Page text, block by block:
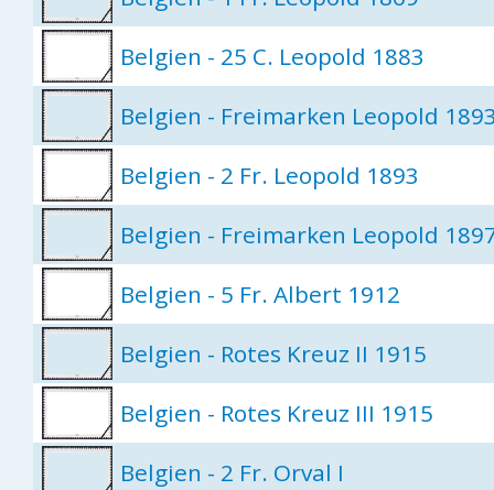
Belgien - 25 C. Leopold 1883
Belgien - Freimarken Leopold
Belgien - 2 Fr. Leopold 1893
Belgien - Freimarken Leopold
Belgien - 5 Fr. Albert 1912
Belgien - Rotes Kreuz II 1915
Belgien - Rotes Kreuz III 1915
Belgien - 2 Fr. Orval I